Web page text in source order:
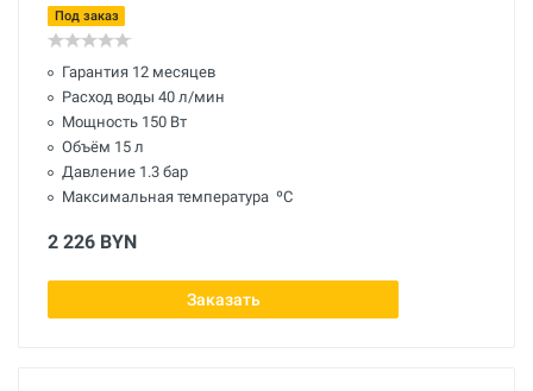
Под заказ
Гарантия 12 месяцев
Расход воды 40 л/мин
Мощность 150 Вт
Объём 15 л
Давление 1.3 бар
Максимальная температура ºС
2 226 BYN
Заказать